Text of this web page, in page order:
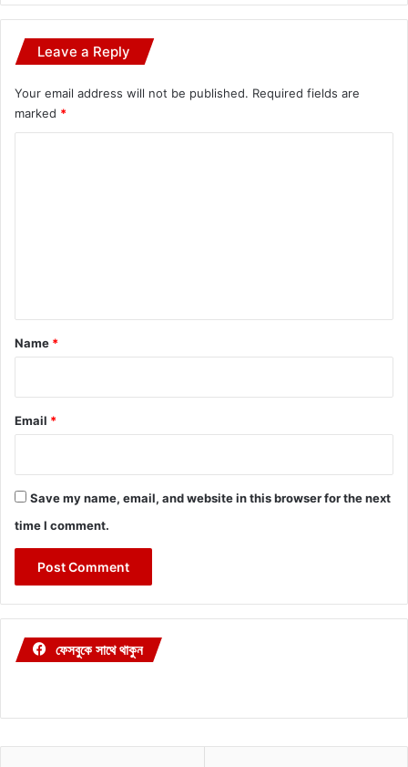
Leave a Reply
Your email address will not be published. Required fields are
marked *
*
Name *
Email *
Save my name, email, and website in this browser for the next
time I comment.
ফেসবুকে সাথে থাকুন